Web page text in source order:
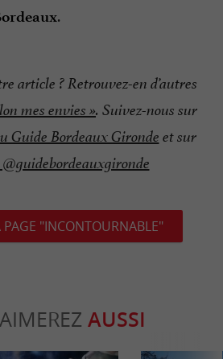
.
article ? Retrouvez-en d’autres
mes envies ». Suivez-nous sur
Guide Bordeaux Gironde et sur
PAGE "INCONTOURNABLE"
AUSSI